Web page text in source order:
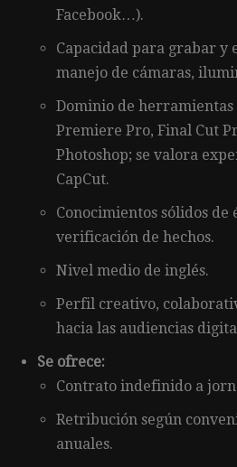
Facebook…).
Capacidad para grabar y
manejo de cámaras,
Dominio de herramientas
Premiere Pro, Final Cut
Photoshop; se valora
CapCut.
Conocimientos sólidos
verificación de hechos.
Nivel medio de inglés.
Perfil creativo,
hacia las audiencias
Se ofrece:
Contrato indefinido a
Retribución según
anuales.